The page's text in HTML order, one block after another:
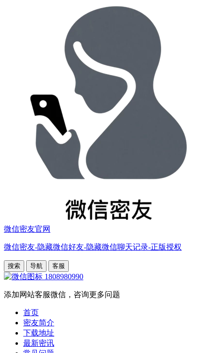
微信密友官网
微信密友-隐藏微信好友-隐藏微信聊天记录-正版授权
搜索 导航 客服
1808980990
添加网站客服微信，咨询更多问题
首页
密友简介
下载地址
最新密讯